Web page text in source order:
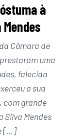
à
Câmara de
uma
falecida
a sua
com grande
Silva Mendes
[…]